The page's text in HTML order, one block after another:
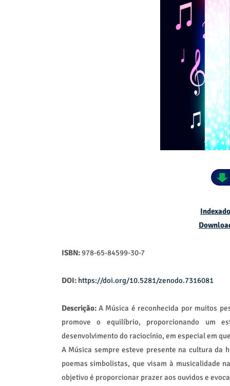
ISBN:978-65-84599-30-7
DOI: https://doi.org/10.5281/zenodo.7316081
Descrição: A Música é reconhecida por muitos
promove o equilíbrio, proporcionando um
desenvolvimento do raciocínio, em especial em
A Música sempre esteve presente na cultura da
poemas simbolistas, que visam à musicalidade
objetivo é proporcionar prazer aos ouvidos e